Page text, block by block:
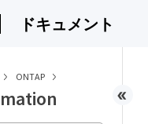
ドキュメント
ONTAP